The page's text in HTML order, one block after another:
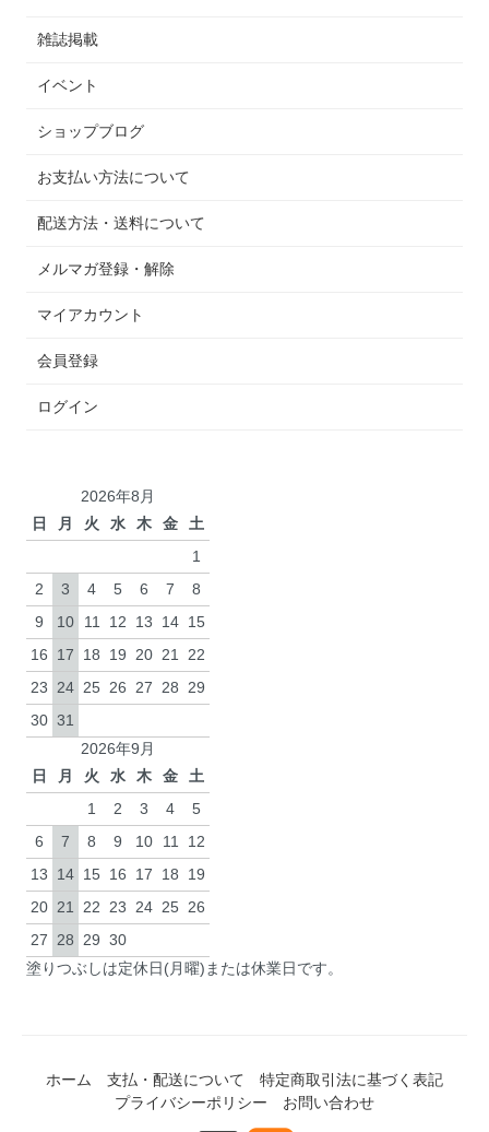
雑誌掲載
イベント
ショップブログ
お支払い方法について
配送方法・送料について
メルマガ登録・解除
マイアカウント
会員登録
ログイン
2026年8月
日
月 火 水 木 金
土
1
2
3 4 5 6 7
8
9
10 11 12 13 14 15
16
17 18 19 20 21
22
23
24 25 26 27 28
29
30 31
2026年9月
日
月 火 水 木 金
土
1
2 3 4
5
6
7 8 9 10 11
12
13
14 15 16 17 18
19
20 21 22 23 24 25 26
27
28 29 30
塗りつぶしは定休日(月曜)または休業日です。
ホーム 支払・配送について
特定商取引法に基づく表記
プライバシーポリシー
お問い合わせ